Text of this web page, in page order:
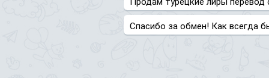
Спасибо за обмен! Как всегда